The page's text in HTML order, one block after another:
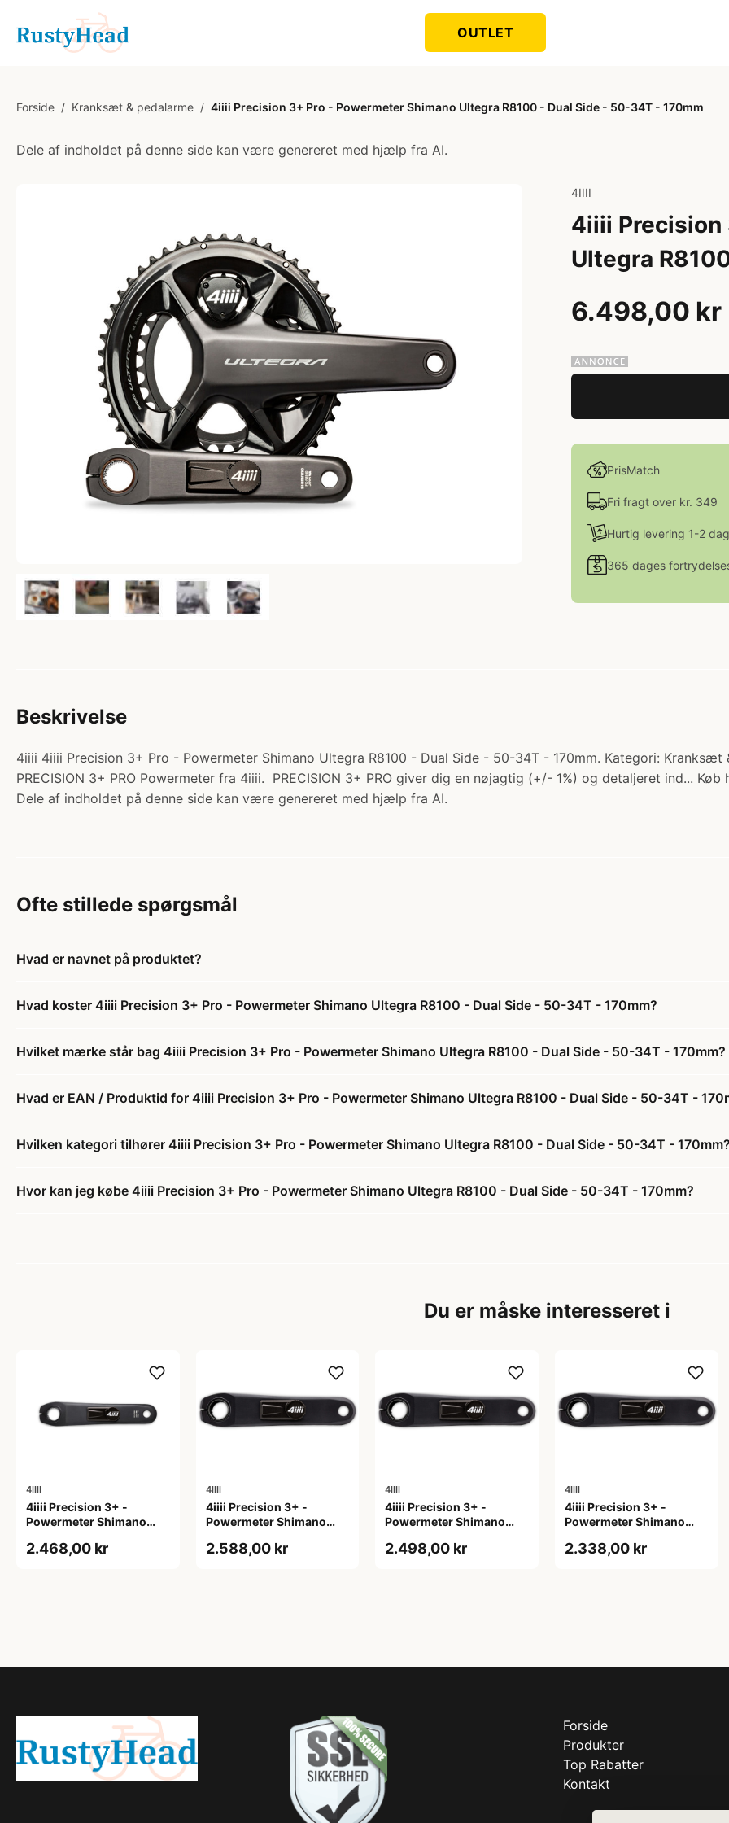
OUTLET
Forside / Kranksæt & pedalarme / 4iiii Precision 3+ Pro - Powermeter Shimano Ultegra R8100 - Dual Side - 50-34T - 170mm
Dele af indholdet på denne side kan være genereret med hjælp fra AI.
4IIII
4iiii Precision
Ultegra
6.498,00 kr
PrisMatch
Fri fragt over kr. 349
Hurtig levering 1-2
365 dages
Beskrivelse
4iiii 4iiii Precision 3+ Pro - Powermeter Shimano Ultegra R8100 - Dual Side - 50-34T - 170mm. Kategori:
PRECISION 3+ PRO Powermeter fra 4iiii. PRECISION 3+ PRO giver dig en nøjagtig (+/- 1%) og detaljeret ind... Køb
Dele af indholdet på denne side kan være genereret med hjælp fra AI.
Ofte stillede spørgsmål
Hvad er navnet på produktet?
Hvad koster 4iiii Precision 3+ Pro - Powermeter Shimano Ultegra R8100 - Dual Side - 50-34T - 170mm?
Hvilket mærke står bag 4iiii Precision 3+ Pro - Powermeter Shimano Ultegra R8100 - Dual Side - 50-34T - 170mm?
Hvad er EAN / Produktid for 4iiii Precision 3+ Pro - Powermeter Shimano Ultegra R8100 - Dual Side - 50-34T -
Hvilken kategori tilhører 4iiii Precision 3+ Pro - Powermeter Shimano Ultegra R8100 - Dual Side - 50-34T - 170mm?
Hvor kan jeg købe 4iiii Precision 3+ Pro - Powermeter Shimano Ultegra R8100 - Dual Side - 50-34T - 170mm?
Du er måske interesseret i
4IIII
4iiii Precision 3+ -
Powermeter Shimano
172,5mm
2.468,00 kr
4IIII
4iiii Precision 3+ -
Powermeter Shimano
165mm
2.588,00 kr
4IIII
4iiii Precision 3+ -
Powermeter Shimano
170mm
2.498,00 kr
4IIII
4iiii Precision 3+ -
Powermeter Shimano
172,5mm
2.338,00 kr
Forside
Produkter
Top Rabatter
Kontakt